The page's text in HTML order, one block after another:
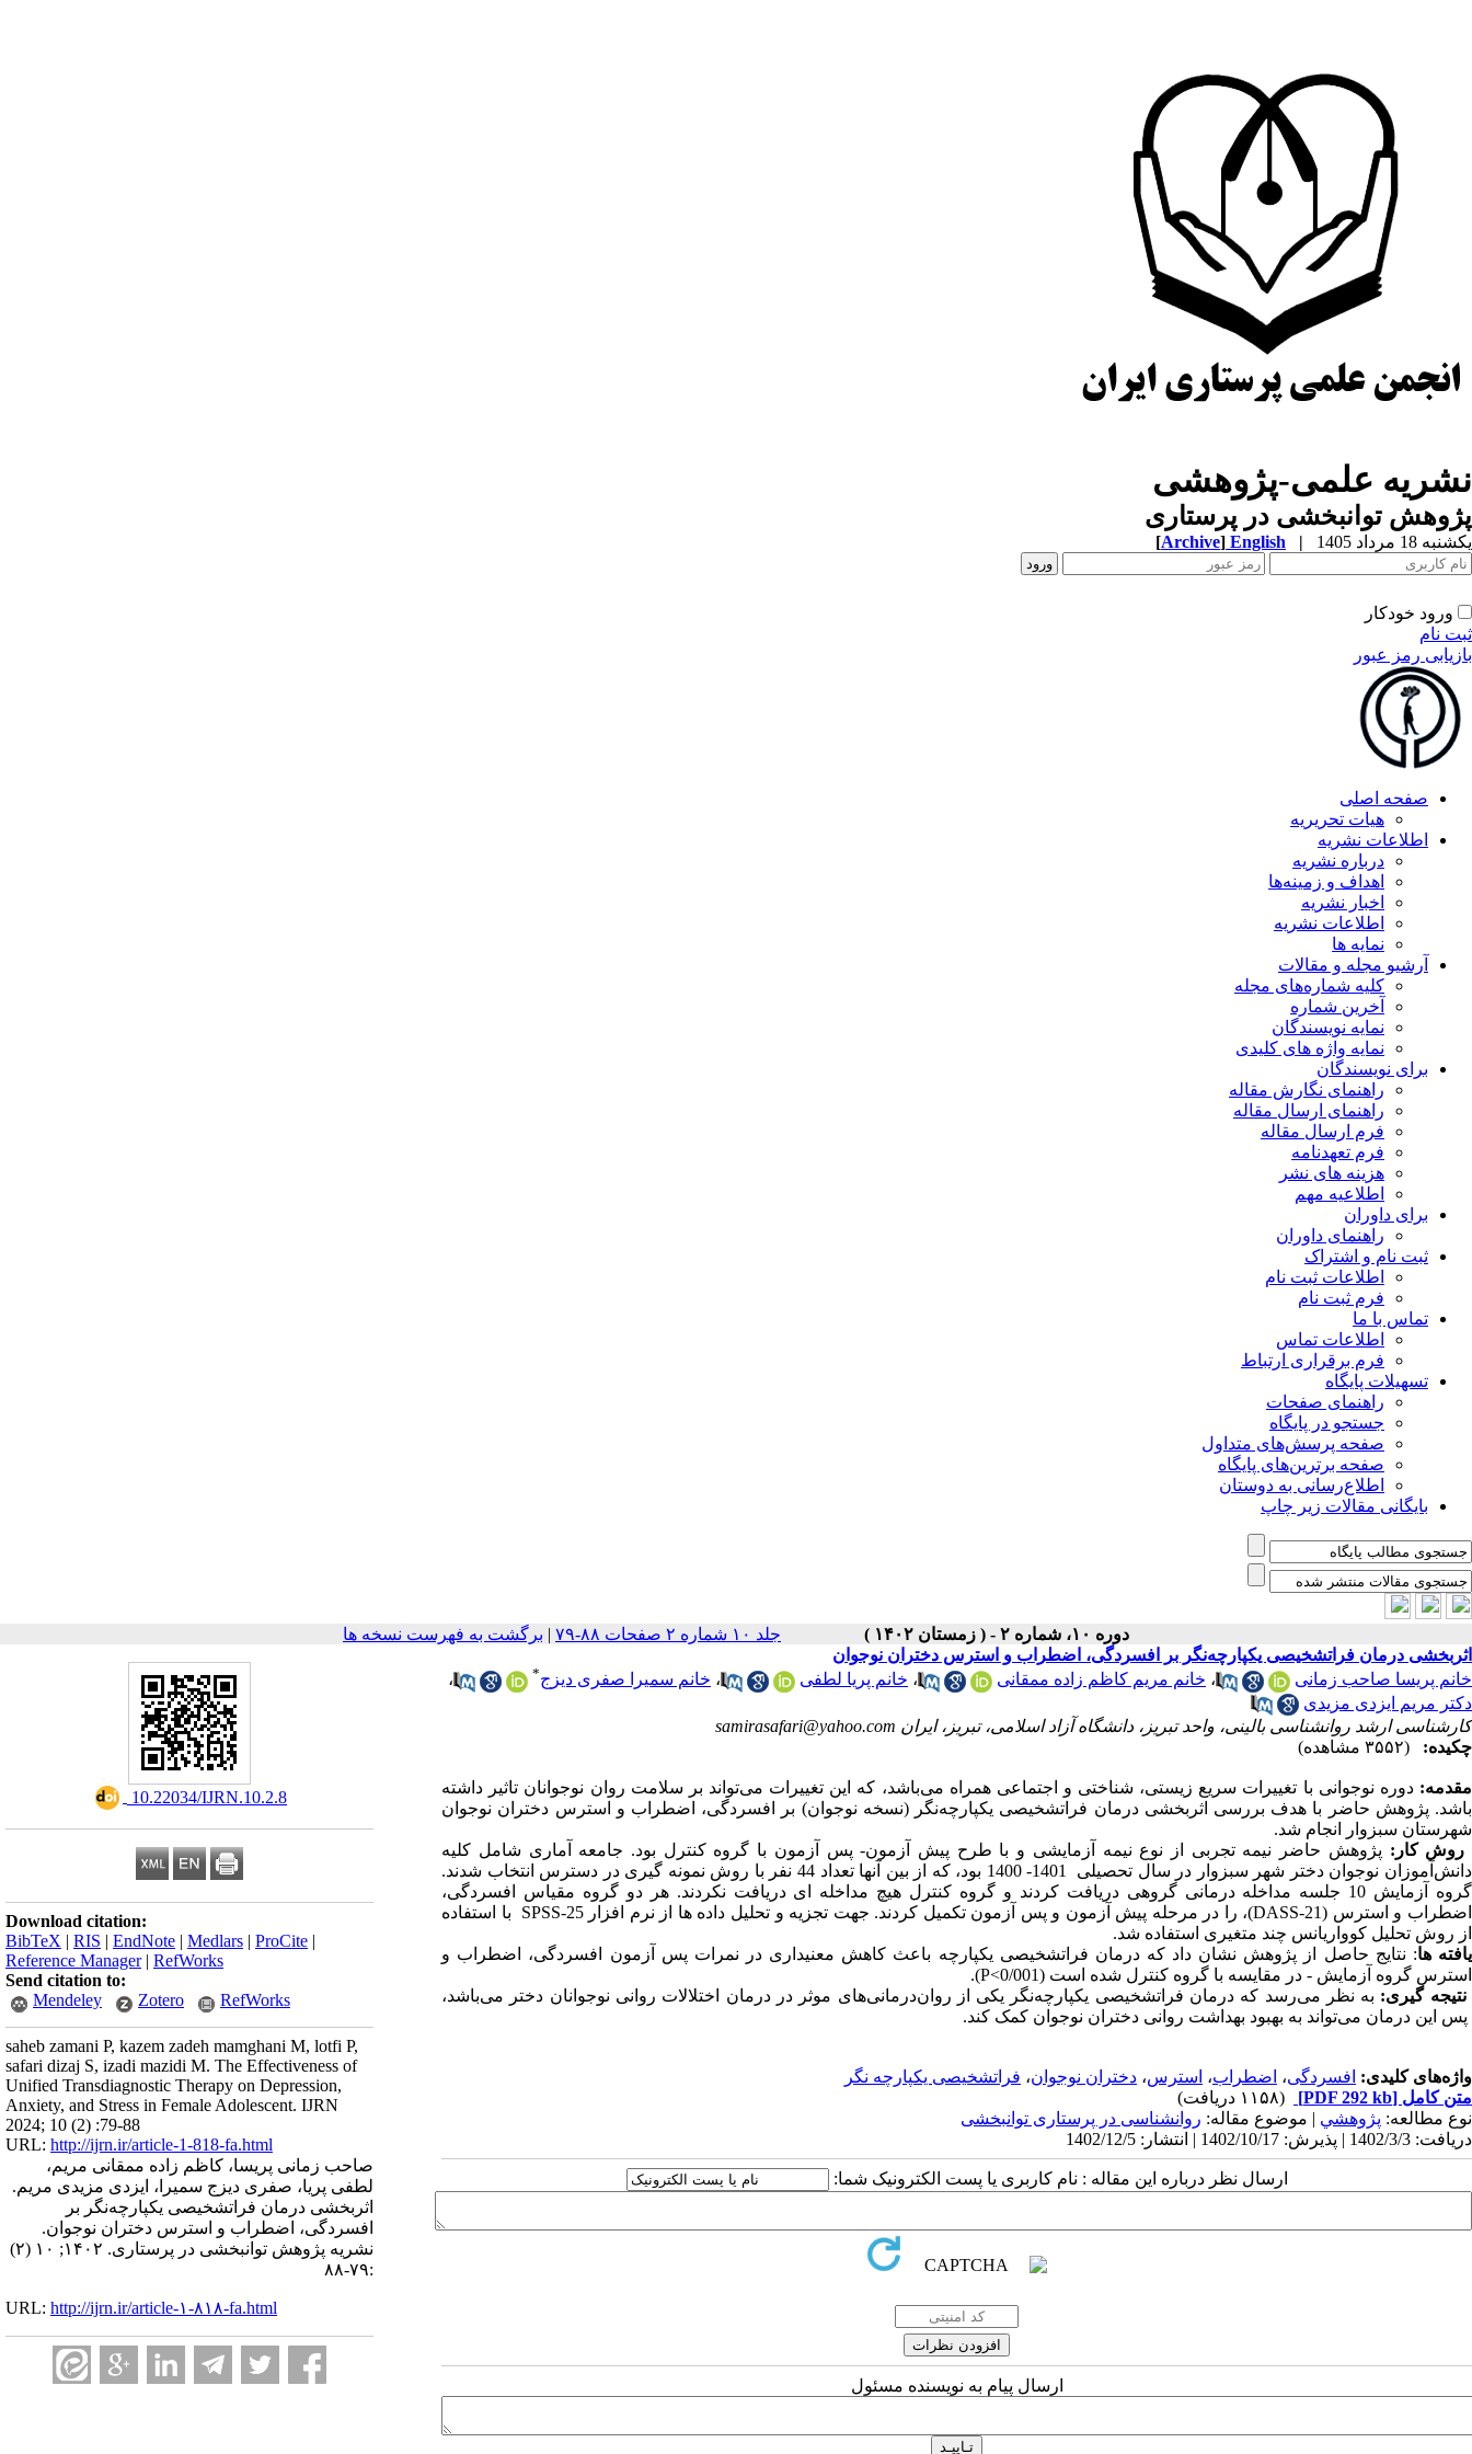
نشریه علمی-پژوهشی
پژوهش توانبخشی در پرستاری
یکشنبه 18 مرداد 1405 |
English
[Archive]
ورود خودکار
ثبت نام
بازیابی رمز عبور
صفحه اصلی
هیات تحریریه
اطلاعات نشریه
درباره نشریه
اهداف و زمینه‌ها
اخبار نشریه
اطلاعات نشریه
نمایه ها
آرشیو مجله و مقالات
کلیه شماره‌های مجله
آخرین شماره
نمایه نویسندگان
نمایه واژه های کلیدی
برای نویسندگان
راهنمای نگارش مقاله
راهنمای ارسال مقاله
فرم ارسال مقاله
فرم تعهدنامه
هزینه های نشر
اطلاعیه مهم
برای داوران
راهنمای داوران
ثبت نام و اشتراک
اطلاعات ثبت نام
فرم ثبت نام
تماس با ما
اطلاعات تماس
فرم برقراری ارتباط
تسهیلات پایگاه
راهنمای صفحات
جستجو در پایگاه
صفحه پرسش‌های متداول
صفحه برترین‌های پایگاه
اطلاع‌رسانی به دوستان
بایگانی مقالات زیر چاپ
دوره ۱۰، شماره ۲ - ( زمستان ۱۴۰۲ ) جلد ۱۰ شماره ۲ صفحات ۸۸-۷۹ | برگشت به فهرست نسخه ها
‎ 10.22034/IJRN.10.2.8
Download citation:
BibTeX | RIS | EndNote | Medlars | ProCite |
Reference Manager| RefWorks
Send citation to:
Mendeley
Zotero RefWorks
saheb zamani P, kazem zadeh mamghani M, lotfi P,
safari dizaj S, izadi mazidi M. The Effectiveness of
Unified Transdiagnostic Therapy on Depression,
Anxiety, and Stress in Female Adolescent. IJRN
2024; 10 (2) :79-88
URL: http://ijrn.ir/article-1-818-fa.html
صاحب زمانی پریسا، کاظم زاده ممقانی مریم،
لطفی پریا، صفری دیزج سمیرا، ایزدی مزیدی مریم.
اثربخشی درمان فراتشخیصی یکپارچه‌نگر بر
افسردگی، اضطراب و استرس دختران نوجوان.
نشریه پژوهش توانبخشی در پرستاری. ۱۴۰۲; ۱۰ (۲)
:۷۹-۸۸
URL: http://ijrn.ir/article-۱-۸۱۸-fa.html
اثربخشی درمان فراتشخیصی یکپارچه‌نگر بر افسردگی، اضطراب و استرس دختران نوجوان
خانم پریسا صاحب زمانی
، خانم مریم کاظم زاده ممقانی ، خانم پریا لطفی ، خانم سمیرا صفری دیزج*
،
دکتر مریم ایزدی مزیدی
کارشناسی ارشد روانشناسی بالینی، واحد تبریز، دانشگاه آزاد اسلامی، تبریز، ایران samirasafari@yahoo.com
چکیده:
(۳۵۵۲ مشاهده)
مقدمه: دوره نوجوانی با تغییرات سریع زیستی، شناختی و اجتماعی همراه می‌باشد، که این تغییرات می‌تواند بر سلامت روان نوجوانان تاثیر داشته
باشد. پژوهش حاضر با هدف بررسی اثربخشی درمان فراتشخیصی یکپارچه‌نگر (نسخه نوجوان) بر افسردگی، اضطراب و استرس دختران نوجوان
شهرستان سبزوار انجام شد.
روش کار: پژوهش حاضر نیمه تجربی از نوع نیمه آزمایشی و با طرح پیش آزمون- پس آزمون با گروه کنترل بود. جامعه آماری شامل کلیه
دانش‌آموزان نوجوان دختر شهر سبزوار در سال تحصیلی
1401- 1400 بود، که از بین آنهاتعداد 44 نفر با روش نمونه گیری در دسترس انتخاب شدند.
گروه آزمایش 10 جلسه مداخله درمانی گروهی دریافت کردند و گروه کنترل هیچ مداخله ­ای دریافت نکردند. هر دو گروه مقیاس افسردگی،
اضطراب و استرس (DASS-21
)، را در مرحله پیش­ آزمون و پس ­آزمون تکمیل کردند. جهت تجزیه و تحلیل داده ها از نرم افزارSPSS-25
با استفاده
از روش تحلیل کوواریانس چند متغیری استفاده شد.
یافته ­ها: نتایج حاصل از پژوهش نشان داد که درمان فراتشخیصی یکپارچه باعث کاهش معنی­داری در نمرات پس آزمون افسردگی، اضطراب و
استرس گروه آزمایش - در مقایسه با گروه کنترل شده است (0/001>
P
).
نتیجه ­گیری: به نظر می‌رسد که درمان فراتشخیصی یکپارچه‌نگر یکی از روان‌درمانی‌های موثر در درمان اختلالات روانی نوجوانان دختر می‌باشد،
پس این درمان می‌تواند به بهبود بهداشت روانی دختران نوجوان کمک کند.
واژه‌های کلیدی: افسردگی، اضطراب، استرس، دختران نوجوان، فراتشخیصی یکپارچه نگر
متن کامل [PDF 292 kb]
(۱۱۵۸ دریافت)
نوع مطالعه: پژوهشي | موضوع مقاله: روانشناسی در پرستاری توانبخشی
دریافت: 1402/3/3 | پذیرش: 1402/10/17 | انتشار: 1402/12/5
ارسال نظر درباره این مقاله : نام کاربری یا پست الکترونیک شما:
ارسال پیام به نویسنده مسئول